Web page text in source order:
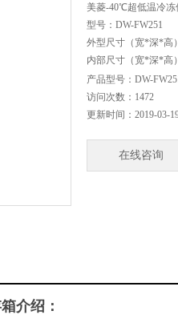
美菱-40℃超低温冷冻
型号：DW-FW251
外型尺寸（宽*深*高
内部尺寸（宽*深*高
总有效容积（升）：
存储温度（℃）：-10
重量（kg）：88
产品型号： DW-
访问次数： 1472
更新时间： 2019-03-
在线咨询
介绍：